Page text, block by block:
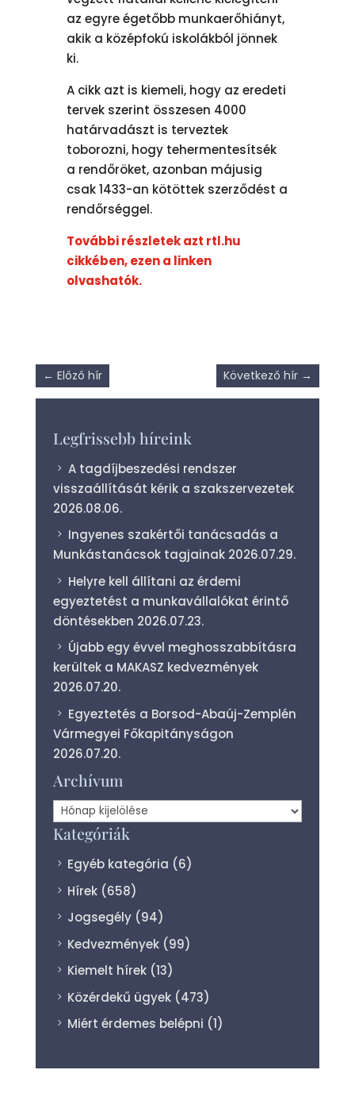
az egyre égetőbb munkaerőhiányt,
akik a középfokú iskolákból jönnek
ki.
A cikk azt is kiemeli, hogy az eredeti
tervek szerint összesen 4000
határvadászt is terveztek
toborozni, hogy tehermentesítsék
a rendőröket, azonban májusig
csak 1433-an kötöttek szerződést a
rendőrséggel.
További részletek azt rtl.hu
cikkében, ezen a linken
olvashatók.
← Előző hír Következő hír →
Legfrissebb híreink
A tagdíjbeszedési rendszer
visszaállítását kérik a szakszervezetek
2026.08.06.
Ingyenes szakértői tanácsadás a
Munkástanácsok tagjainak 2026.07.29.
Helyre kell állítani az érdemi
egyeztetést a munkavállalókat érintő
döntésekben 2026.07.23.
Újabb egy évvel meghosszabbításra
kerültek a MAKASZ kedvezmények
2026.07.20.
Egyeztetés a Borsod-Abaúj-Zemplén
Vármegyei Főkapitányságon
2026.07.20.
Archívum
Archívum
Kategóriák
Egyéb kategória (6)
Hírek (658)
Jogsegély (94)
Kedvezmények (99)
Kiemelt hírek (13)
Közérdekű ügyek (473)
Miért érdemes belépni (1)